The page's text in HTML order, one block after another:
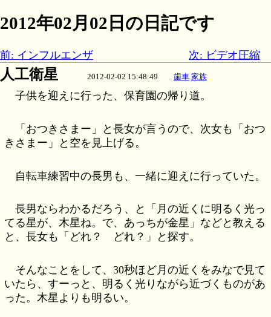
2012年02月02日の日記です
前: インフルエンザ 次: ビデオ圧縮
人工衛星 2012-02-02 15:48:49 歯車 家族
子供を迎えに行った、保育園の帰り道。
「おつきさまー」と長女が言うので、次女も「おつ
きさまー」と空を見上げる。
自転車練習中の長男も、一緒に迎えに行っていた。
長男ならわかるだろう、と「月の近くに明るく光っ
てる星が、木星ね。で、あっちが金星」などと教える
と、長女も「どれ？ どれ？」と探す。
そんなことをして、30秒ほど月の近くをみなで見て
いたら、すーっと、明るく光りながら近づくものがあ
った。木星よりも明るい。